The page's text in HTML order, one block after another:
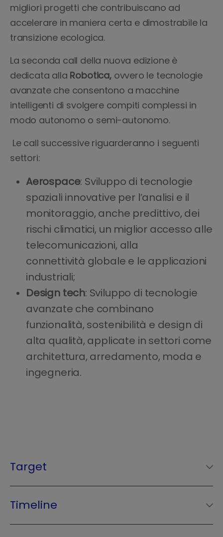
migliori progetti che contribuiscano ad
accelerare in maniera certa e dimostrabile la
transizione ecologica.
La seconda call della nuova edizione è
dedicata alla Robotica,ovvero le tecnologie
avanzate che consentono a macchine
intelligenti di svolgere compiti complessi in
modo autonomo o semi-autonomo.
Le call successive riguarderanno i seguenti
settori:
Aerospace: Sviluppo di tecnologie
spaziali innovative per l’analisi e il
monitoraggio, anche predittivo, dei
rischi climatici, un miglior accesso alle
telecomunicazioni, alla
connettività globale e le applicazioni
industriali;
Design tech: Sviluppo di tecnologie
avanzate che combinano
funzionalità, sostenibilità e design di
alta qualità, applicate in settori come
architettura, arredamento, moda e
ingegneria.
Target
L’Iniziativa è rivolta astartup innovative
italiane oppure estere
registro o comunque costituite da meno di 5
Timeline